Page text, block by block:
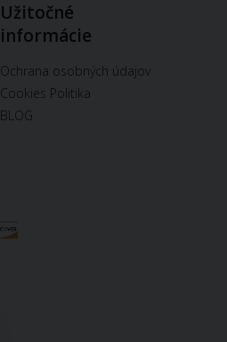
Užitočné
informácie
Ochrana osobných údajov
Cookies Politika
BLOG